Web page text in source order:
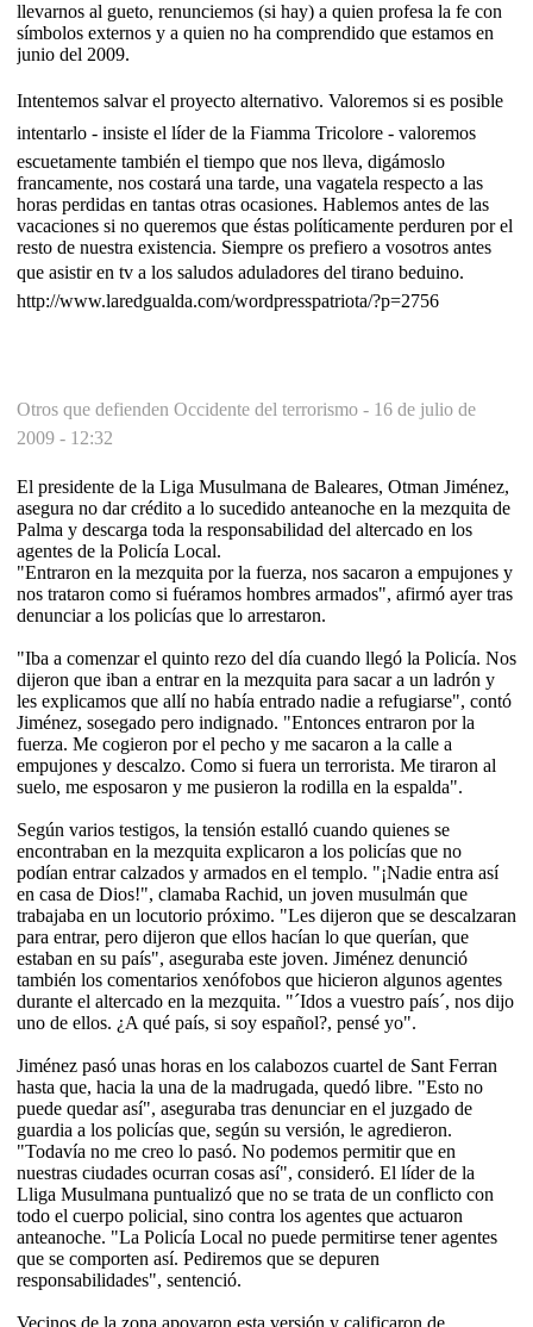
llevarnos al gueto, renunciemos (si hay) a quien profesa la fe con
símbolos externos y a quien no ha comprendido que estamos en
junio del 2009.
Intentemos salvar el proyecto alternativo. Valoremos si es posible
intentarlo - insiste el líder de la Fiamma Tricolore - valoremos
escuetamente también el tiempo que nos lleva, digámoslo
francamente, nos costará una tarde, una vagatela respecto a las
horas perdidas en tantas otras ocasiones. Hablemos antes de las
vacaciones si no queremos que éstas políticamente perduren por el
resto de nuestra existencia. Siempre os prefiero a vosotros antes
que asistir en tv a los saludos aduladores del tirano beduino.
http://www.laredgualda.com/wordpresspatriota/?p=2756
Otros que defienden Occidente del terrorismo - 16 de julio de
2009 - 12:32
El presidente de la Liga Musulmana de Baleares, Otman Jiménez,
asegura no dar crédito a lo sucedido anteanoche en la mezquita de
Palma y descarga toda la responsabilidad del altercado en los
agentes de la Policía Local.
"Entraron en la mezquita por la fuerza, nos sacaron a empujones y
nos trataron como si fuéramos hombres armados", afirmó ayer tras
denunciar a los policías que lo arrestaron.
"Iba a comenzar el quinto rezo del día cuando llegó la Policía. Nos
dijeron que iban a entrar en la mezquita para sacar a un ladrón y
les explicamos que allí no había entrado nadie a refugiarse", contó
Jiménez, sosegado pero indignado. "Entonces entraron por la
fuerza. Me cogieron por el pecho y me sacaron a la calle a
empujones y descalzo. Como si fuera un terrorista. Me tiraron al
suelo, me esposaron y me pusieron la rodilla en la espalda".
Según varios testigos, la tensión estalló cuando quienes se
encontraban en la mezquita explicaron a los policías que no
podían entrar calzados y armados en el templo. "¡Nadie entra así
en casa de Dios!", clamaba Rachid, un joven musulmán que
trabajaba en un locutorio próximo. "Les dijeron que se descalzaran
para entrar, pero dijeron que ellos hacían lo que querían, que
estaban en su país", aseguraba este joven. Jiménez denunció
también los comentarios xenófobos que hicieron algunos agentes
durante el altercado en la mezquita. "´Idos a vuestro país´, nos dijo
uno de ellos. ¿A qué país, si soy español?, pensé yo".
Jiménez pasó unas horas en los calabozos cuartel de Sant Ferran
hasta que, hacia la una de la madrugada, quedó libre. "Esto no
puede quedar así", aseguraba tras denunciar en el juzgado de
guardia a los policías que, según su versión, le agredieron.
"Todavía no me creo lo pasó. No podemos permitir que en
nuestras ciudades ocurran cosas así", consideró. El líder de la
Lliga Musulmana puntualizó que no se trata de un conflicto con
todo el cuerpo policial, sino contra los agentes que actuaron
anteanoche. "La Policía Local no puede permitirse tener agentes
que se comporten así. Pediremos que se depuren
responsabilidades", sentenció.